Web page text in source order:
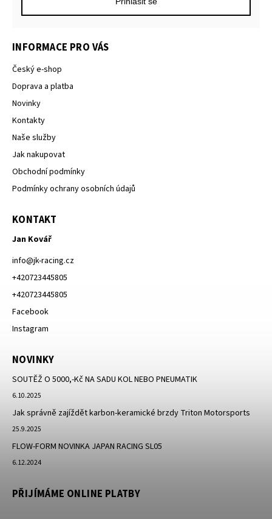
INFORMACE PRO VÁS
Český e-shop
Doprava a platba
Novinky
Kontakty
Naše služby
Jak nakupovat
Obchodní podmínky
Podmínky ochrany osobních údajů
KONTAKT
Jan Kovář
info@jk-racing.cz
+420723445805
+420723445805
Facebook
Instagram
NOVINKY
SOUTĚŽ O 5000,-Kč NA SADU KOL NEBO PNEUMATIK
6.10.2025
Jak správně zajíždět karbon-keramické brzdy Triton Motorsports
25.9.2025
FLOW-FORM NOVINKA JAPAN RACING SL05
6.12.2024
PŘIJÍMÁME ONLINE PLATBY